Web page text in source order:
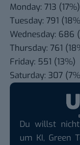
Monday: 713 (17%)
Tuesday: 791
Wednesday: 686
Thursday: 761
Friday: 551 (13%)
Saturday: 307
Du willst
um KI, Green